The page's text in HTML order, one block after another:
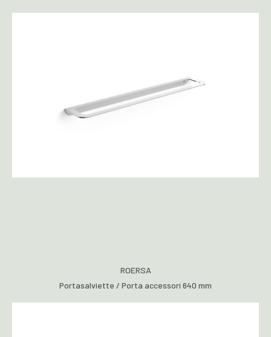
ROERSA
Portasalviette / Porta accessori 640 mm